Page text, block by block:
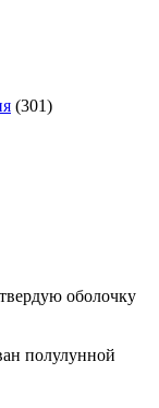
(301)
оболочку
полулунной